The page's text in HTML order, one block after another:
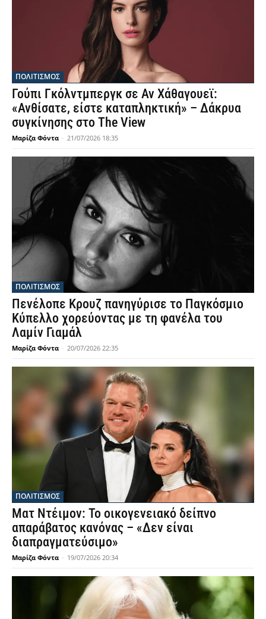
ΠΟΛΙΤΙΣΜΟΣ
Γούπι Γκόλντμπεργκ σε Αν Χάθαγουεϊ:
«Ανθίσατε, είστε καταπληκτική» – Δάκρυα
συγκίνησης στο The View
Μαρίζα Φόντα - 21/07/2026 18:35
ΠΟΛΙΤΙΣΜΟΣ
Πενέλοπε Κρουζ πανηγύρισε το Παγκόσμιο
Κύπελλο χορεύοντας με τη φανέλα του
Λαμίν Γιαμάλ
Μαρίζα Φόντα - 20/07/2026 22:35
ΠΟΛΙΤΙΣΜΟΣ
Ματ Ντέιμον: Το οικογενειακό δείπνο
απαράβατος κανόνας – «Δεν είναι
διαπραγματεύσιμο»
Μαρίζα Φόντα - 19/07/2026 20:34